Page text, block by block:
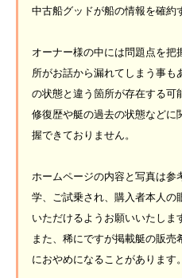
中古船グッドが船の情報を確約
オーナー様の中には問題点を
所がお話から漏れてしまう事も
の状態と違う箇所が存在する可
修復歴や艇の過去の状態などに
握できておりません。
ホームページの内容と写真は参
学、ご試乗され、購入者本人の
いただけるようお願いいたしま
また、稀にですが掲載艇の販
におやめになることがあります